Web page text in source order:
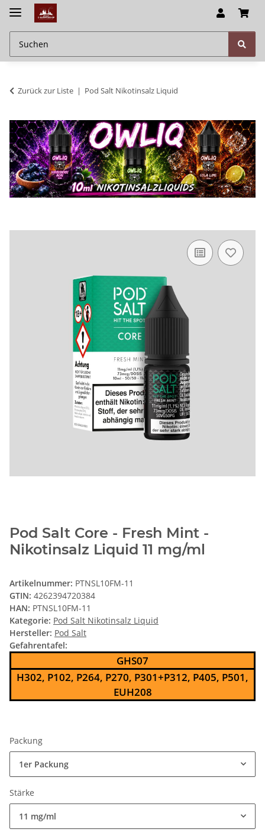
Zurück zur Liste Pod Salt Nikotinsalz Liquid
Pod Salt Core - Fresh Mint -
Nikotinsalz Liquid 11 mg/ml
Artikelnummer: PTNSL10FM-11
GTIN: 4262394720384
HAN: PTNSL10FM-11
Kategorie: Pod Salt Nikotinsalz Liquid
Hersteller: Pod Salt
Gefahrentafel:
GHS07
H302, P102, P264, P270, P301+P312, P405, P501,
EUH208
Packung
1er Packung
Stärke
11 mg/ml